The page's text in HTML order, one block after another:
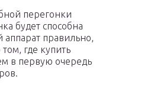
перегонки
будет способна
аппарат правильно,
где купить
в первую очередь